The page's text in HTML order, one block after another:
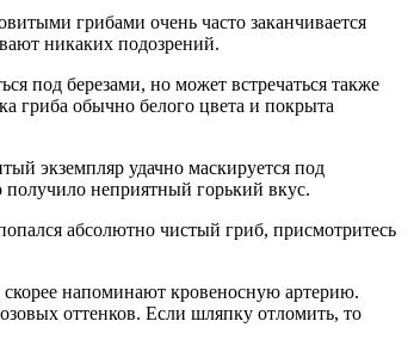
грибами очень часто заканчивается
никаких подозрений.
под березами, но может встречаться также
гриба обычно белого цвета и покрыта
экземпляр удачно маскируется под
неприятный горький вкус.
абсолютно чистый гриб, присмотритесь
напоминают кровеносную артерию.
оттенков. Если шляпку отломить, то